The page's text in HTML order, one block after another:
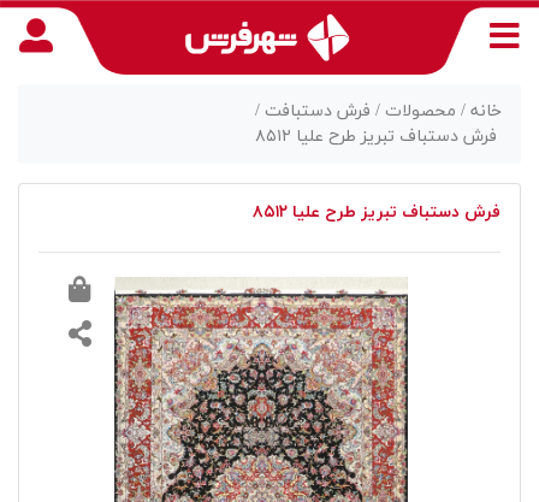
خانه / محصولات / فرش دستبافت /
فرش دستباف تبریز طرح علیا ۸۵۱۲
فرش دستباف تبریز طرح علیا ۸۵۱۲